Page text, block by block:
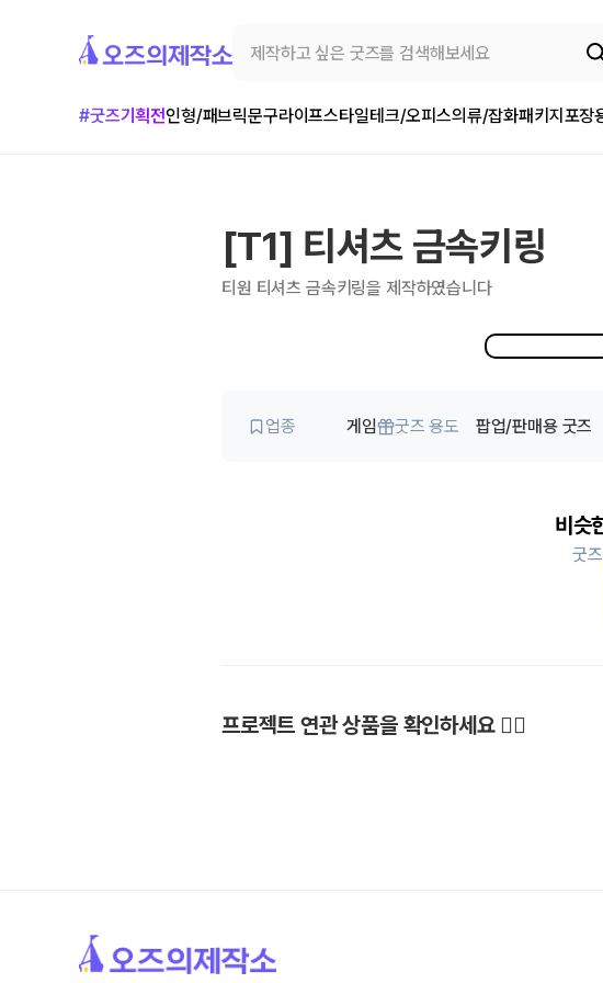
#굿즈기획전인형/패브릭문구라이프스타일테크/오피스의류/잡화패키지 포장
[T1] 티셔츠 금속키링
티원 티셔츠 금속키링을 제작하였습니다
업종 게임 굿즈 용도 팝업/판매용 굿즈
비슷
굿
프로젝트 연관 상품을 확인하세요 🙋‍♀️